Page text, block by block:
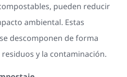
pueden reducir
ambiental. Estas
descomponen de forma
y la contaminación.